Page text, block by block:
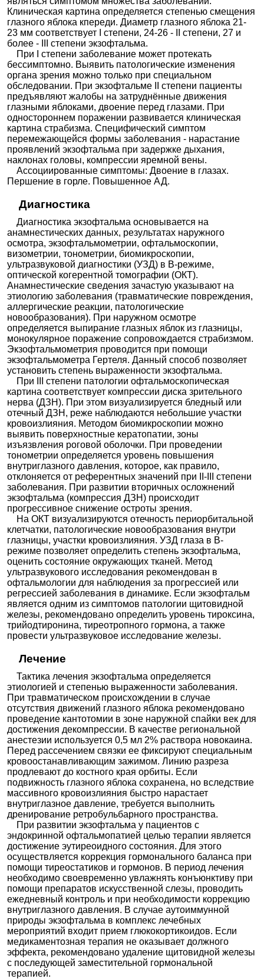
Клиническая картина определяется степенью смещения
глазного яблока кпереди. Диаметр глазного яблока 21-
23 мм соответствует I степени, 24-26 - ІІ степени, 27 и
более - III степени экзофтальма.
При І степени заболевание может протекать
бессимптомно. Выявить патологические изменения
органа зрения можно только при специальном
обследовании. При экзофтальме ІІ степени пациенты
предъявляют жалобы на затруднённые движения
глазными яблоками, двоение перед глазами. При
одностороннем поражении развивается клиническая
картина страбизма. Специфический симптом
перемежающейся формы заболевания - нарастание
проявлений экзофтальма при задержке дыхания,
наклонах головы, компрессии яремной вены.
Ассоциированные симптомы: Двоение в глазах.
Першение в горле. Повышенное АД.
Диагностика
Диагностика экзофтальма основывается на
анамнестических данных, результатах наружного
осмотра, экзофтальмометрии, офтальмоскопии,
визометрии, тонометрии, биомикроскопии,
ультразвуковой диагностики (УЗД) в В-режиме,
оптической когерентной томографии (ОКТ).
Анамнестические сведения зачастую указывают на
этиологию заболевания (травматические повреждения,
аллергические реакции, патологические
новообразования). При наружном осмотре
определяется выпирание глазных яблок из глазницы,
монокулярное поражение сопровождается страбизмом.
Экзофтальмометрия проводится при помощи
экзофтальмометра Гертеля. Данный способ позволяет
установить степень выраженности экзофтальма.
При III степени патологии офтальмоскопическая
картина соответствует компрессии диска зрительного
нерва (ДЗН). При этом визуализируется бледный или
отечный ДЗН, реже наблюдаются небольшие участки
кровоизлияния. Методом биомикроскопии можно
выявить поверхностные кератопатии, зоны
изъязвления роговой оболочки. При проведении
тонометрии определяется уровень повышения
внутриглазного давления, которое, как правило,
отклоняется от референтных значений при ІІ-ІІІ степени
заболевания. При развитии вторичных осложнений
экзофтальма (компрессия ДЗН) происходит
прогрессивное снижение остроты зрения.
На ОКТ визуализируются отечность периорбитальной
клетчатки, патологические новообразования внутри
глазницы, участки кровоизлияния. УЗД глаза в В-
режиме позволяет определить степень экзофтальма,
оценить состояние окружающих тканей. Метод
ультразвукового исследования рекомендован в
офтальмологии для наблюдения за прогрессией или
регрессией заболевания в динамике. Если экзофтальм
является одним из симптомов патологии щитовидной
железы, рекомендовано определить уровень тироксина,
трийодтиронина, тиреотропного гормона, а также
провести ультразвуковое исследование железы.
Лечение
Тактика лечения экзофтальма определяется
этиологией и степенью выраженности заболевания.
При травматическом происхождении в случае
отсутствия движений глазного яблока рекомендовано
проведение кантотомии в зоне наружной спайки век для
достижения декомпрессии. В качестве региональной
анестезии используется 0,5 мл 2% раствора новокаина.
Перед рассечением связки ее фиксируют специальным
кровоостанавливающим зажимом. Линию разреза
продлевают до костного края орбиты. Если
подвижность глазного яблока сохранена, но вследствие
массивного кровоизлияния быстро нарастает
внутриглазное давление, требуется выполнить
дренирование ретробульбарного пространства.
При развитии экзофтальма у пациентов с
эндокринной офтальмопатией целью терапии является
достижение эутиреоидного состояния. Для этого
осуществляется коррекция гормонального баланса при
помощи тиреостатиков и гормонов. В период лечения
необходимо своевременно увлажнять конъюнктиву при
помощи препаратов искусственной слезы, проводить
ежедневный контроль и при необходимости коррекцию
внутриглазного давления. В случае аутоиммунной
природы экзофтальма в комплекс лечебных
мероприятий входит прием глюкокортикоидов. Если
медикаментозная терапия не оказывает должного
эффекта, рекомендовано удаление щитовидной железы
с последующей заместительной гормональной
терапией.